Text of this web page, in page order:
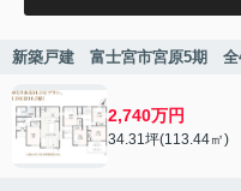
新築戸建 富士宮市宮原5期
2,740万円
34.31坪(113.44㎡)